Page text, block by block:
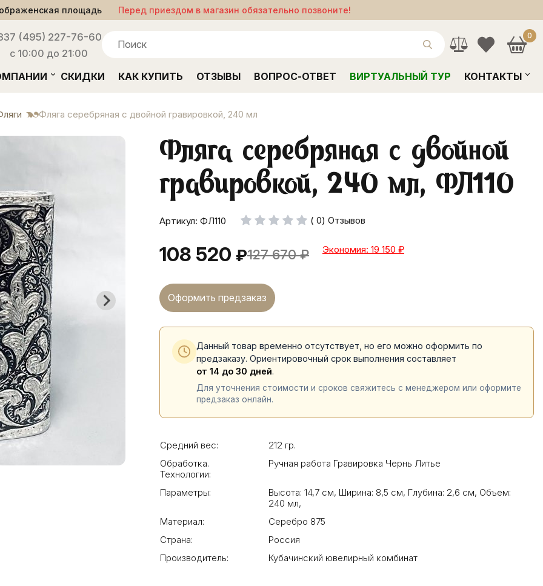
площадь Перед приездом в магазин обязательно позвоните!
7 (495) 227-76-60
с 10:00 до 21:00
0
СКИДКИ КАК КУПИТЬ ОТЗЫВЫ ВОПРОС-ОТВЕТ ВИРТУАЛЬНЫЙ ТУР КОНТАКТЫ
Фляга серебряная с двойной гравировкой, 240 мл
Фляга серебряная с двойной
гравировкой, 240 мл, ФЛ110
Артикул: ФЛ110 ( 0) Отзывов
108 520 ₽127 670 ₽ Экономия: 19 150 ₽
Оформить предзаказ
Данный товар временно отсутствует, но его можно оформить по
предзаказу. Ориентировочный срок выполнения составляет
от 14 до 30 дней.
Для уточнения стоимости и сроков свяжитесь с менеджером или оформите
предзаказ онлайн.
Средний вес:
212 гр.
Обработка.
Технологии:
Ручная работа Гравировка Чернь Литье
Параметры: Высота: 14,7 см, Ширина: 8,5 см, Глубина: 2,6 см, Объем:
240 мл,
Материал:
Серебро 875
Страна:
Россия
Производитель:
Кубачинский ювелирный комбинат